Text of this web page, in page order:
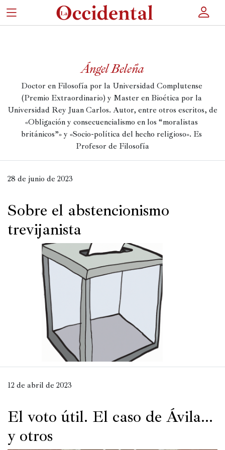
×
Actualidad
Cultura
Entretenimiento
Revista
Actualidad
Política
Iberoamérica
Occidente
mundo
Crítica
cultural
Ángel Beleña
Doctor en Filosofía por la Universidad Complutense
(Premio Extraordinario) y Master en Bioética por la
Universidad Rey Juan Carlos. Autor, entre otros escritos, de
«Obligación y consecuencialismo en los “moralistas
británicos”» y «Socio-política del hecho religioso». Es
Profesor de Filosofía
Sobre el abstencionismo
trevijanista
28 de junio de 2023
El voto útil. El caso de Ávila…
y otros
12 de abril de 2023